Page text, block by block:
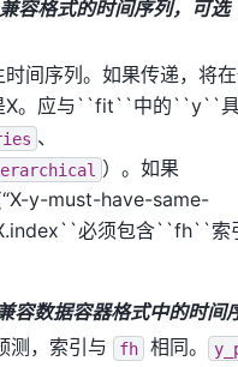
容格式的时间序列，可选
间序列。如果传递，将
X。应与``fit``中的``y``
、
）。如果
y-must-have-same-
必须包含``fh``索
容数据容器格式中的时间
测，索引与 fh 相同。